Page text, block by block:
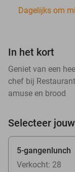
Dagelijks om
In het kort
Geniet van een
chef bij
amuse en brood
Selecteer
5-gangenlunch
Verkocht: 28